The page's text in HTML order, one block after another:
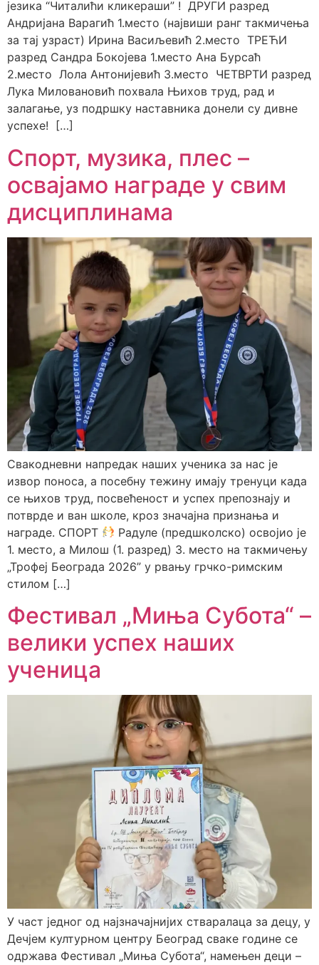
језика “Читалићи кликераши” ! ДРУГИ разред
Андријана Варагић 1.место (највиши ранг такмичења
за тај узраст) Ирина Васиљевић 2.место ТРЕЋИ
разред Сандра Бокојева 1.место Ана Бурсаћ
2.место Лола Антонијевић 3.место ЧЕТВРТИ разред
Лука Миловановић похвала Њихов труд, рад и
залагање, уз подршку наставника донели су дивне
успехе! […]
Спорт, музика, плес –
освајамо награде у свим
дисциплинама
Свакодневни напредак наших ученика за нас је
извор поноса, а посебну тежину имају тренуци када
се њихов труд, посвећеност и успех препознају и
потврде и ван школе, кроз значајна признања и
награде. СПОРТ
Радуле (предшколско) освојио је
1. место, а Милош (1. разред) 3. место на такмичењу
„Трофеј Београда 2026” у рвању грчко-римским
стилом […]
Фестивал „Миња Субота“ –
велики успех наших
ученица
У част једног од најзначајнијих стваралаца за децу, у
Дечјем културном центру Београд сваке године се
одржава Фестивал „Миња Субота“, намењен деци –